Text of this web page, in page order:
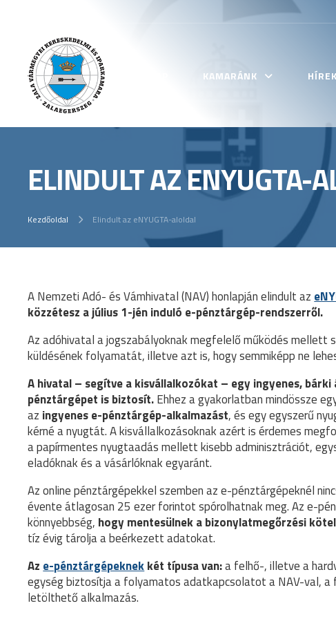
KAMARÁNK HÍREK
ELINDULT AZ ENYUGTA-
Kezdőoldal Elindult az eNYUGTA-aloldal
A Nemzeti Adó- és Vámhivatal (NAV) honlapján elindult az
közzétesz a július 1-jén induló e-pénztárgép-rendszerről.
Az adóhivatal a jogszabályoknak megfelelő működés
küldésének folyamatát, illetve azt is, hogy semmiképp ne
A hivatal – segítve a kisvállalkozókat – egy ingyenes,
pénztárgépet is biztosít.Ehhez a gyakorlatban mindössze
az ingyenes e-pénztárgép-alkalmazást, és egy egyszerű
kérné a nyugtát. A kisvállalkozásoknak azért is érdemes
a papírmentes nyugtaadás mellett kisebb adminisztrációt,
eladóknak és a vásárlóknak egyaránt.
Az online pénztárgépekkel szemben az e-pénztárgépeknél
évente átlagosan 25 ezer forintot spórolhatnak meg. Az e-
könnyebbség, hogy mentesülnek a bizonylatmegőrzési
tíz évig tárolja a beérkezett adatokat.
Az e-pénztárgépeknekkét típusa van:a felhő-, illetve a
egység biztosítja a folyamatos adatkapcsolatot a NAV-val,
letölthető alkalmazás.